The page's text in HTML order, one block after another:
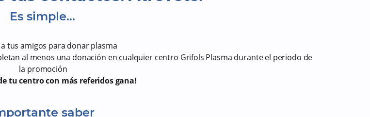
Es simple…
a tus amigos para donar plasma
al menos una donación en cualquier centro Grifols Plasma durante el periodo de
la promoción
tu centro con más referidos gana!
saber